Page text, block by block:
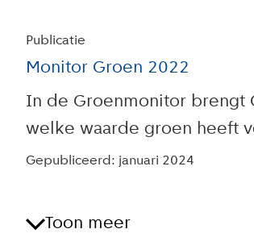
Monitor Groen 2022
Publicatie
In de Groenmonitor brengt
welke waarde groen heeft
Gepubliceerd: januari 2024
Toon meer